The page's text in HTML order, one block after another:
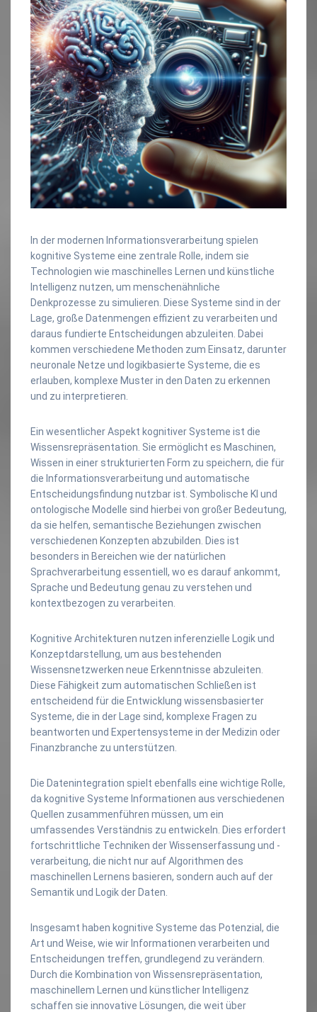
In der modernen Informationsverarbeitung spielen
kognitive Systeme eine zentrale Rolle, indem sie
Technologien wie maschinelles Lernen und künstliche
Intelligenz nutzen, um menschenähnliche
Denkprozesse zu simulieren. Diese Systeme sind in der
Lage, große Datenmengen effizient zu verarbeiten und
daraus fundierte Entscheidungen abzuleiten. Dabei
kommen verschiedene Methoden zum Einsatz, darunter
neuronale Netze und logikbasierte Systeme, die es
erlauben, komplexe Muster in den Daten zu erkennen
und zu interpretieren.
Ein wesentlicher Aspekt kognitiver Systeme ist die
Wissensrepräsentation. Sie ermöglicht es Maschinen,
Wissen in einer strukturierten Form zu speichern, die für
die Informationsverarbeitung und automatische
Entscheidungsfindung nutzbar ist. Symbolische KI und
ontologische Modelle sind hierbei von großer Bedeutung,
da sie helfen, semantische Beziehungen zwischen
verschiedenen Konzepten abzubilden. Dies ist
besonders in Bereichen wie der natürlichen
Sprachverarbeitung essentiell, wo es darauf ankommt,
Sprache und Bedeutung genau zu verstehen und
kontextbezogen zu verarbeiten.
Kognitive Architekturen nutzen inferenzielle Logik und
Konzeptdarstellung, um aus bestehenden
Wissensnetzwerken neue Erkenntnisse abzuleiten.
Diese Fähigkeit zum automatischen Schließen ist
entscheidend für die Entwicklung wissensbasierter
Systeme, die in der Lage sind, komplexe Fragen zu
beantworten und Expertensysteme in der Medizin oder
Finanzbranche zu unterstützen.
Die Datenintegration spielt ebenfalls eine wichtige Rolle,
da kognitive Systeme Informationen aus verschiedenen
Quellen zusammenführen müssen, um ein
umfassendes Verständnis zu entwickeln. Dies erfordert
fortschrittliche Techniken der Wissenserfassung und -
verarbeitung, die nicht nur auf Algorithmen des
maschinellen Lernens basieren, sondern auch auf der
Semantik und Logik der Daten.
Insgesamt haben kognitive Systeme das Potenzial, die
Art und Weise, wie wir Informationen verarbeiten und
Entscheidungen treffen, grundlegend zu verändern.
Durch die Kombination von Wissensrepräsentation,
maschinellem Lernen und künstlicher Intelligenz
schaffen sie innovative Lösungen, die weit über